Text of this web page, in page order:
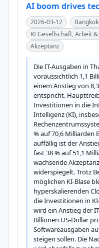
AI boom drives
2026-03-12
KI Gesellschaft, Arbeit
Akzeptanz
Die IT-Ausgaben in
voraussichtlich 1,1
einem Anstieg von
entspricht.
Investitionen in die
Intelligenz (KI),
% auf 70,6 Milliarden
auffällig ist der
fast 38 % auf 51,1
wachsende
widerspiegelt. Trotz
möglichen KI-Blase
hyperskalierenden
die Investitionen in
wird ein Anstieg der
Billionen US-Dollar
Softwareausgaben
steigen sollen. Die